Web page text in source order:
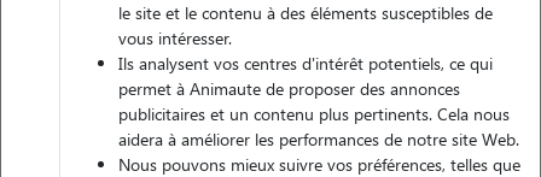
Contacter
L'envoi d'une demande est sans engagement
le site et le contenu à des éléments susceptibles de
vous intéresser.
Ils analysent vos centres d'intérêt potentiels, ce qui
permet à Animaute de proposer des annonces
publicitaires et un contenu plus pertinents. Cela nous
aidera à améliorer les performances de notre site Web.
Nous pouvons mieux suivre vos préférences, telles que